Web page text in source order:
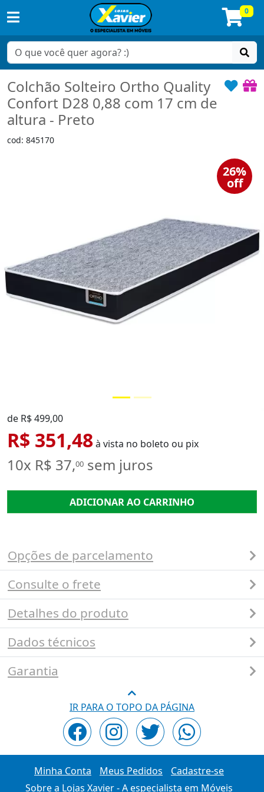
0
Colchão Solteiro Ortho Quality
Confort D28 0,88 com 17 cm de
altura - Preto
cod: 845170
26%
off
de R$ 499,00
R$ 351,48à vista no boleto ou pix
10x R$ 37,00 sem juros
ADICIONAR AO CARRINHO
Opções de parcelamento
Consulte o frete
Detalhes do produto
Dados técnicos
Garantia
IR PARA O TOPO DA PÁGINA
Minha Conta Meus Pedidos
Cadastre-se
Sobre a Lojas Xavier - A especialista em Móveis